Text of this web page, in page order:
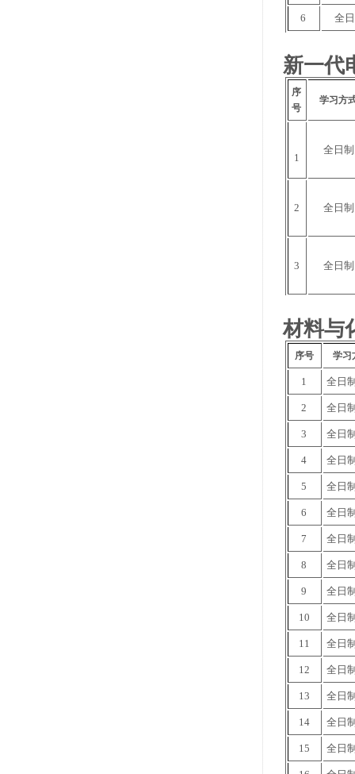
6 全
新一代
序
号
学习方
1
全日制
2 全日制
3 全日制
材料与
序号 学习
1 全日
2 全日
3 全日
4 全日
5 全日
6 全日
7 全日
8 全日
9 全日
10 全日
11 全日
12 全日
13 全日
14 全日
15 全日